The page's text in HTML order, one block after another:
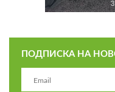
ПОДПИСКА НА